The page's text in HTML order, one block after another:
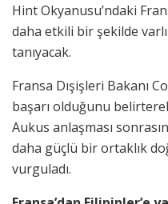
Hint Okyanusu’ndaki
daha etkili bir şekilde
tanıyacak.
Fransa Dışişleri Bakanı
başarı olduğunu
Aukus anlaşması
daha güçlü bir ortaklık
vurguladı.